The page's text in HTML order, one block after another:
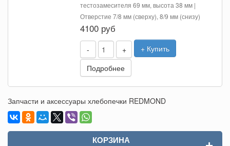
тестозамесителя 69 мм, высота 38 мм |
Отверстие 7/8 мм (сверху), 8/9 мм (снизу)
4100 руб
- +
+ Купить
Подробнее
Запчасти и аксессуары хлебопечки REDMOND
КОРЗИНА